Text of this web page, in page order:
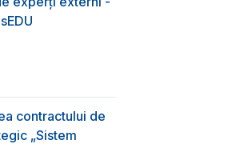
contractului de
„Sistem